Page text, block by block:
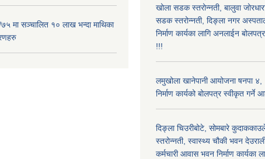
मा सञ्चालित १० लाख भन्दा माथिका
खोला सडक स्तरोन्नती, बालुवा
सडक स्तरोन्नती, दिङ्ला नगर
निर्माण कार्यका लागि अनलाईन
!!!
लमुखोला खानेपानी आयोजना षनपा
निर्माण कार्यको बोलपत्र स्वीकृत
दिङ्ला चिउरीबोटे, सोमबारे
स्तरोन्नती, स्वास्थ्य चौकी भवन
कर्मचारी आवास भवन निर्माण कार्यका